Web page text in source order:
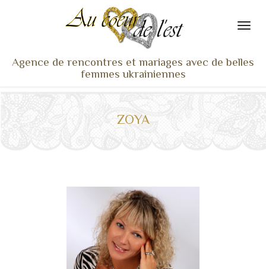
Agence de rencontres et mariages avec de belles
femmes ukrainiennes
NOS ADHÉRENTES
ACTUS
COACHING RENCONTRE
NOTRE DIFFÉRENCE
CONTACT
ZOYA